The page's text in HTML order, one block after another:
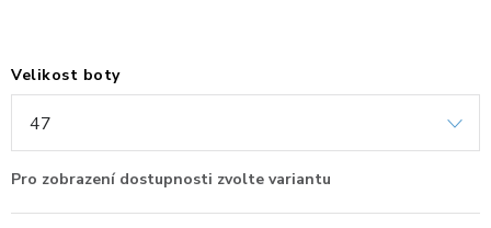
PREZENTAČNÍ SYSTÉMY
ERGONOMICKÉ PRODUKTY
Velikost boty